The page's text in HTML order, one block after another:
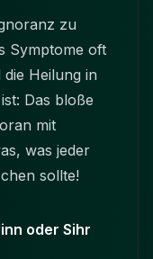
zu
Symptome oft
Heilung in
Das bloße
mit
was jeder
sollte!
oder Sihr